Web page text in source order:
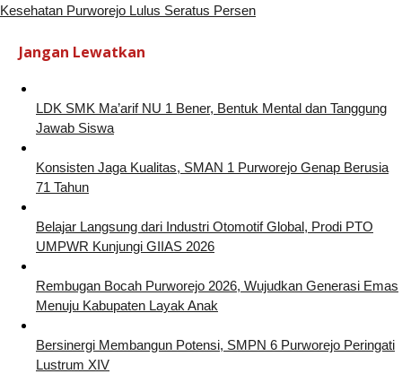
Kesehatan Purworejo Lulus Seratus Persen
Jangan Lewatkan
LDK SMK Ma’arif NU 1 Bener, Bentuk Mental dan Tanggung
Jawab Siswa
Konsisten Jaga Kualitas, SMAN 1 Purworejo Genap Berusia
71 Tahun
Belajar Langsung dari Industri Otomotif Global, Prodi PTO
UMPWR Kunjungi GIIAS 2026
Rembugan Bocah Purworejo 2026, Wujudkan Generasi Emas
Menuju Kabupaten Layak Anak
Bersinergi Membangun Potensi, SMPN 6 Purworejo Peringati
Lustrum XIV